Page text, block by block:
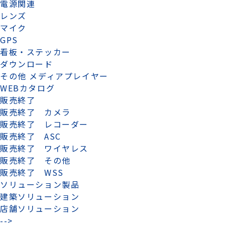
電源関連
レンズ
マイク
GPS
看板・ステッカー
ダウンロード
その他 メディアプレイヤー
WEBカタログ
販売終了
販売終了 カメラ
販売終了 レコーダー
販売終了 ASC
販売終了 ワイヤレス
販売終了 その他
販売終了 WSS
ソリューション製品
建築ソリューション
店舗ソリューション
-->